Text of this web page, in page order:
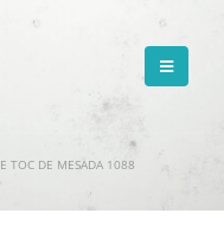
TOC DE MESADA 1088